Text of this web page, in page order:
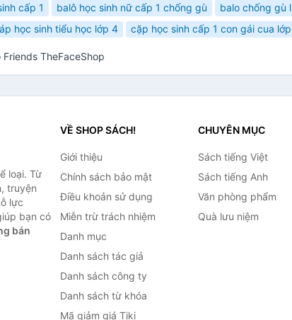
cấp 1 balô học sinh nữ cấp 1 chống gù balo chống gù
học sinh tiểu học lớp 4 cặp học sinh cấp 1 con gái cua
TheFaceShop
loại. Từ
truyện
lực
bạn có
bán
VỀ SHOP SÁCH!
Giới thiệu
Chính sách bảo mật
Điều khoản sử dụng
Miễn trừ trách nhiệm
Danh mục
Danh sách tác giả
Danh sách công ty
Danh sách từ khóa
Mã giảm giá Tiki
CHUYÊN MỤC
Sách tiếng Việt
Sách tiếng Anh
Văn phòng phẩm
Quà lưu niệm